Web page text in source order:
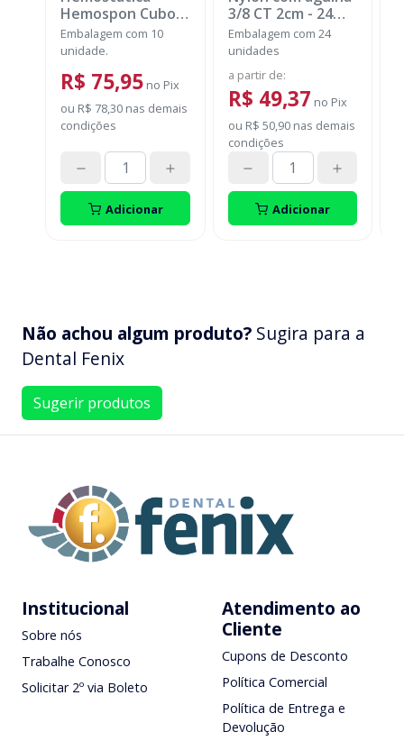
Hemospon Cubo -
10 unidades-
MAQUIRA
Embalagem com 10
unidade.
R$ 75,95 no Pix
ou R$ 78,30 nas demais
condições
Adicionar
3/8 CT 2cm - 24
unidades -
SHALON
Embalagem com 24
unidades
a partir de:
R$ 49,37 no Pix
ou R$ 50,90nas demais
condições
Adicionar
Não achou algum produto? Sugira para a
Dental Fenix
Sugerir produtos
Institucional
Sobre nós
Trabalhe Conosco
Solicitar 2º via Boleto
Atendimento ao
Cliente
Cupons de Desconto
Política Comercial
Política de Entrega e
Devolução